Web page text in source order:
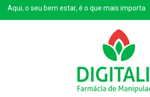
Aqui, o seu bem estar, é o que mais importa